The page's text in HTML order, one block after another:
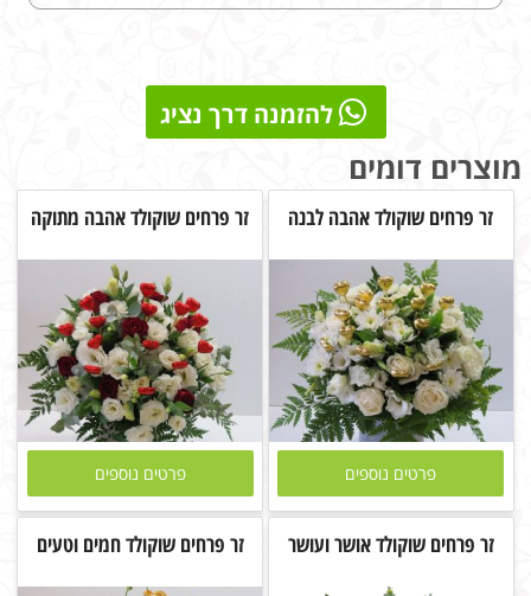
להזמנה דרך נציג
מוצרים דומים
זר פרחים שוקולד אהבה לבנה
פרטים נוספים
זר פרחים שוקולד אהבה מתוקה
פרטים נוספים
זר פרחים שוקולד אושר ועושר זר פרחים שוקולד חמים וטעים